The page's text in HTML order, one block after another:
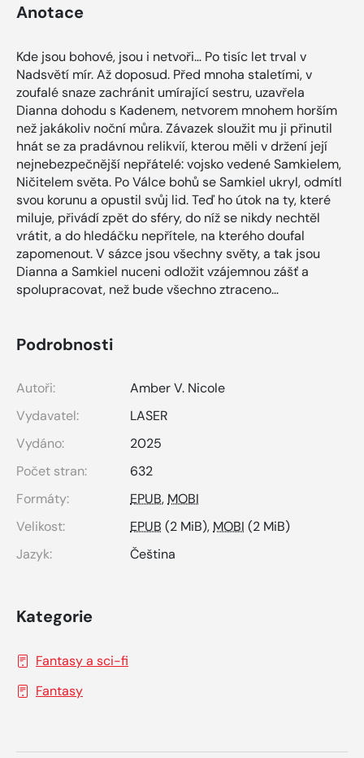
Anotace
Kde jsou bohové, jsou i netvoři… Po tisíc let trval v
Nadsvětí mír. Až doposud. Před mnoha staletími, v
zoufalé snaze zachránit umírající sestru, uzavřela
Dianna dohodu s Kadenem, netvorem mnohem horším
než jakákoliv noční můra. Závazek sloužit mu ji přinutil
hnát se za pradávnou relikvií, kterou měli v držení její
nejnebezpečnější nepřátelé: vojsko vedené Samkielem,
Ničitelem světa. Po Válce bohů se Samkiel ukryl, odmítl
svou korunu a opustil svůj lid. Teď ho útok na ty, které
miluje, přivádí zpět do sféry, do níž se nikdy nechtěl
vrátit, a do hledáčku nepřítele, na kterého doufal
zapomenout. V sázce jsou všechny světy, a tak jsou
Dianna a Samkiel nuceni odložit vzájemnou zášť a
spolupracovat, než bude všechno ztraceno…
Podrobnosti
Autoři:
Amber V. Nicole
Vydavatel:
LASER
Vydáno:
2025
Počet stran:
632
Formáty:
EPUB, MOBI
Velikost:
EPUB (2 MiB), MOBI (2 MiB)
Jazyk:
Čeština
Kategorie
Fantasy a sci-fi
Fantasy